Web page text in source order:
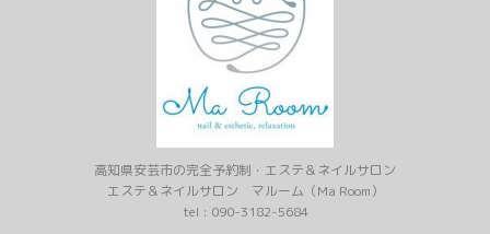
高知県安芸市の完全予約制・エステ＆ネイルサロン
エステ＆ネイルサロン マルーム（Ma Room）
tel : 090-3182-5684